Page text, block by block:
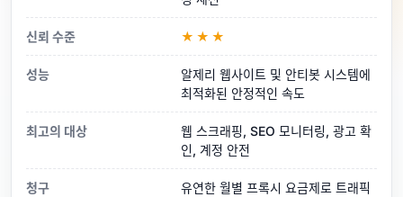
신뢰 수준 ★★★
성능
알제리 웹사이트 및 안티봇 시스템에
최적화된 안정적인 속도
최고의 대상
웹 스크래핑, SEO 모니터링, 광고 확
인, 계정 안전
청구
유연한 월별 프록시 요금제로 트래픽